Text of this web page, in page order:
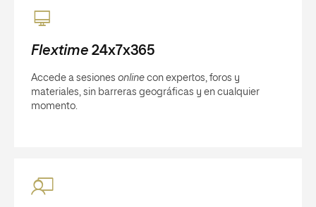
Flextime 24x7x365
Accede a sesiones online con expertos, foros y
materiales, sin barreras geográficas y en cualquier
momento.